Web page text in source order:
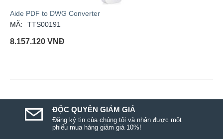
Aide PDF to DWG Converter
MÃ:
TTS00191
8.157.120 VNĐ
ĐỘC QUYỀN GIẢM GIÁ
Đăng ký tin của chúng tôi và nhận được một
phiếu mua hàng giảm giá 10%!